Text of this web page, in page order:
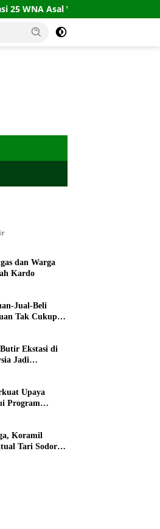
Asal Vietnam
dan Warga
Kardo
Jual-Beli
Tak Cukup
Ekstasi di
Jadi
Upaya
Program
Koramil
Tari Sodoran